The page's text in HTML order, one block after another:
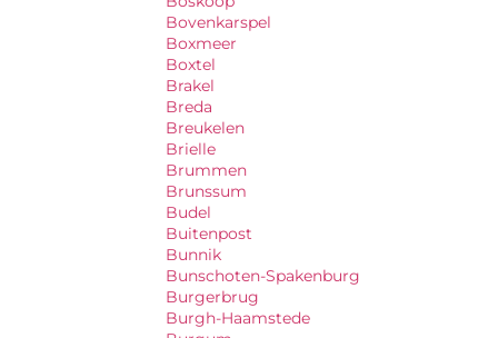
Bovenkarspel
Boxmeer
Boxtel
Brakel
Breda
Breukelen
Brielle
Brummen
Brunssum
Budel
Buitenpost
Bunnik
Bunschoten-Spakenburg
Burgerbrug
Burgh-Haamstede